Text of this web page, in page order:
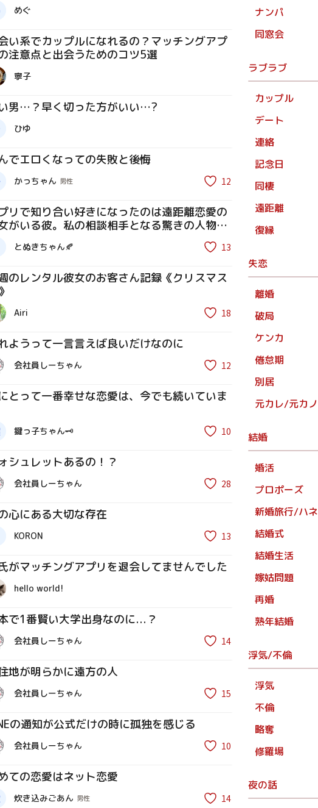
めぐ
い系でカップルになれるの？マッチングアプ
注意点と出会うためのコツ5選
寧子
男…？早く切った方がいい…?
ひゆ
でエロくなっての失敗と後悔
かっちゃん 男性 12
リで知り合い好きになったのは遠距離恋愛の
がいる彼。私の相談相手となる驚きの人物と
とぬきちゃん🍂 13
のレンタル彼女のお客さん記録《クリスマス
Airi 18
ようって一言言えば良いだけなのに
会社員しーちゃん 12
とって一番幸せな恋愛は、今でも続いていま
鍵っ子ちゃん🗝 10
シュレットあるの！？
会社員しーちゃん 28
心にある大切な存在
KORON 13
がマッチングアプリを退会してませんでした
hello world!
で1番賢い大学出身なのに...？
会社員しーちゃん 14
地が明らかに遠方の人
会社員しーちゃん 15
の通知が公式だけの時に孤独を感じる
会社員しーちゃん 10
ての恋愛はネット恋愛
炊き込みごあん 男性 14
ナンパ
同窓会
ラブラブ
カップル
デート
連絡
記念日
同棲
遠距離
復縁
失恋
離婚
破局
ケンカ
倦怠期
別居
元カレ/元カノ
結婚
婚活
プロポーズ
新婚旅行/ハ
結婚式
結婚生活
嫁姑問題
再婚
熟年結婚
浮気/不倫
浮気
不倫
略奪
修羅場
夜の話